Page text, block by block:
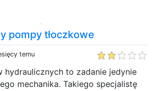
pompy tłoczkowe
temu
hydraulicznych to zadanie jedynie
mechanika. Takiego specjalistę